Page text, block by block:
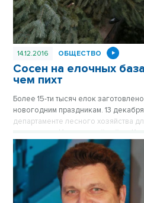
14.12.2016 ОБЩЕСТВО
Сосен на елочных
чем пихт
Более 15-ти тысяч елок
новогодним праздникам. 13
департаменте лесного хозяйства
экскурсию в Искитимский район.
продаже и как борются с
корреспонденты ОТС.